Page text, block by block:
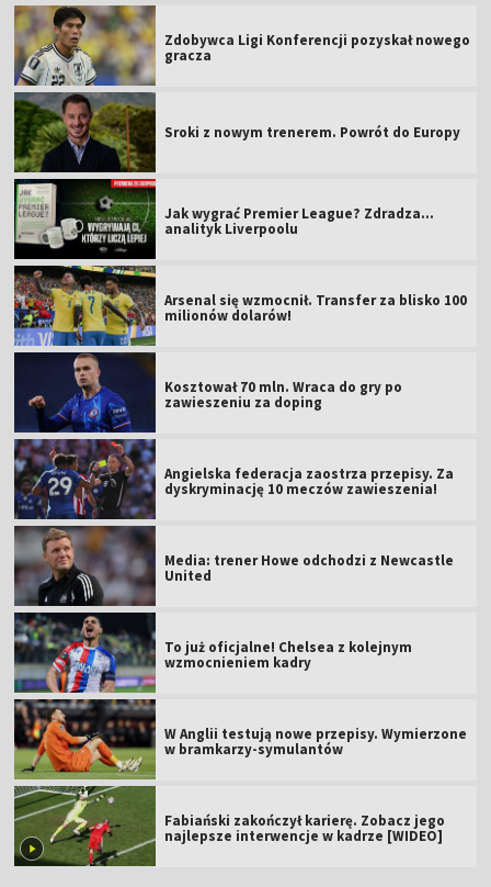
Zdobywca Ligi Konferencji pozyskał nowego
gracza
Sroki z nowym trenerem. Powrót do Europy
Jak wygrać Premier League? Zdradza...
analityk Liverpoolu
Arsenal się wzmocnił. Transfer za blisko 100
milionów dolarów!
Kosztował 70 mln. Wraca do gry po
zawieszeniu za doping
Angielska federacja zaostrza przepisy. Za
dyskryminację 10 meczów zawieszenia!
Media: trener Howe odchodzi z Newcastle
United
To już oficjalne! Chelsea z kolejnym
wzmocnieniem kadry
W Anglii testują nowe przepisy. Wymierzone
w bramkarzy-symulantów
Fabiański zakończył karierę. Zobacz jego
najlepsze interwencje w kadrze [WIDEO]